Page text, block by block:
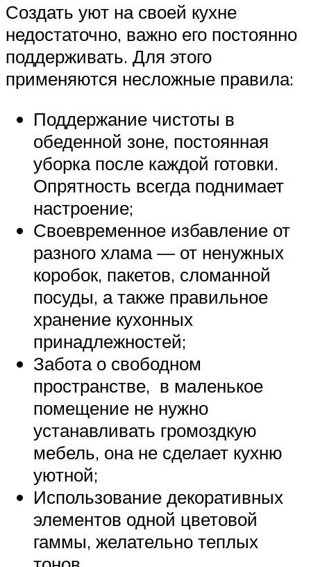
Создать уют на своей кухне
недостаточно, важно его постоянно
поддерживать. Для этого
применяются несложные правила:
Поддержание чистоты в
обеденной зоне, постоянная
уборка после каждой готовки.
Опрятность всегда поднимает
настроение;
Своевременное избавление от
разного хлама — от ненужных
коробок, пакетов, сломанной
посуды, а также правильное
хранение кухонных
принадлежностей;
Забота о свободном
пространстве, в маленькое
помещение не нужно
устанавливать громоздкую
мебель, она не сделает кухню
уютной;
Использование декоративных
элементов одной цветовой
гаммы, желательно теплых